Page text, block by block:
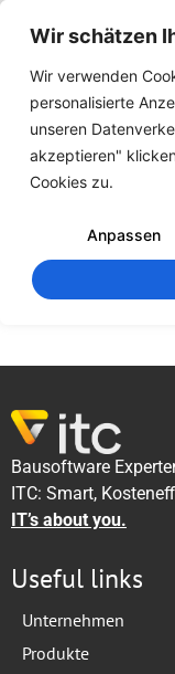
Wir schätzen
Wir verwenden
personalisierte
unseren
akzeptieren"
Cookies zu.
Anpassen
Bausoftware
ITC: Smart,
IT’s about you.
Useful links
Unternehmen
Produkte